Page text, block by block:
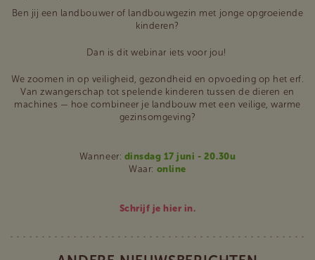
Ben jij een landbouwer of landbouwgezin met jonge opgroeiende
kinderen?
Dan is dit webinar iets voor jou!
We zoomen in op veiligheid, gezondheid en opvoeding op het erf.
Van zwangerschap tot spelende kinderen tussen de dieren en
machines — hoe combineer je landbouw met een veilige, warme
gezinsomgeving?
Wanneer: dinsdag 17 juni - 20.30u
Waar: online
Schrijf je hier in.